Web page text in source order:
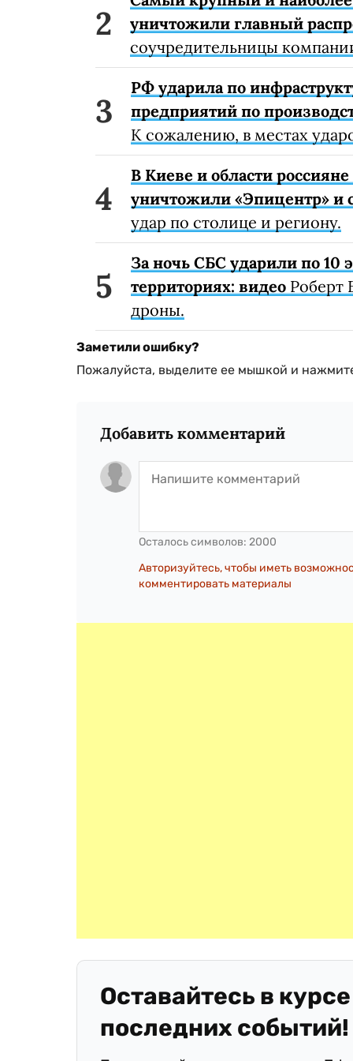
уничтожили главный
соучредительницы
РФ ударила по
предприятий по
К сожалению, в местах
В Киеве и области
уничтожили «Эпицентр» и
удар по столице и региону.
За ночь СБС ударили по 10
территориях: видео Роберт
дроны.
Заметили ошибку?
Пожалуйста, выделите ее мышкой и
Добавить комментарий
Осталось символов: 2000
Авторизуйтесь, чтобы иметь
комментировать материалы
Оставайтесь в курсе
последних событий!